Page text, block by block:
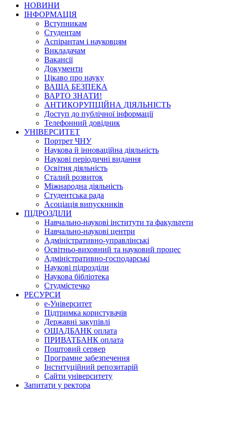
НОВИНИ
ІНФОРМАЦІЯ
Вступникам
Студентам
Аспірантам і науковцям
Викладачам
Вакансії
Документи
Цікаво про науку
ВАША БЕЗПЕКА
ВАРТО ЗНАТИ!
АНТИКОРУПЦІЙНА ДІЯЛЬНІСТЬ
Доступ до публічної інформації
Телефонний довідник
УНІВЕРСИТЕТ
Портрет ЧНУ
Наукова й інноваційна діяльність
Наукові періодичні видання
Освітня діяльність
Сталий розвиток
Міжнародна діяльність
Студентська рада
Асоціація випускників
ПІДРОЗДІЛИ
Навчально-наукові інститути та факультети
Навчально-наукові центри
Адміністративно-управлінські
Освітньо-виховний та науковий процес
Адміністративно-господарські
Наукові підрозділи
Наукова бібліотека
Студмістечко
РЕСУРСИ
е-Університет
Підтримка користувачів
Державні закупівлі
ОЩАДБАНК оплата
ПРИВАТБАНК оплата
Поштовий сервер
Програмне забезпечення
Інституційний репозитарій
Сайти університету
Запитати у ректора